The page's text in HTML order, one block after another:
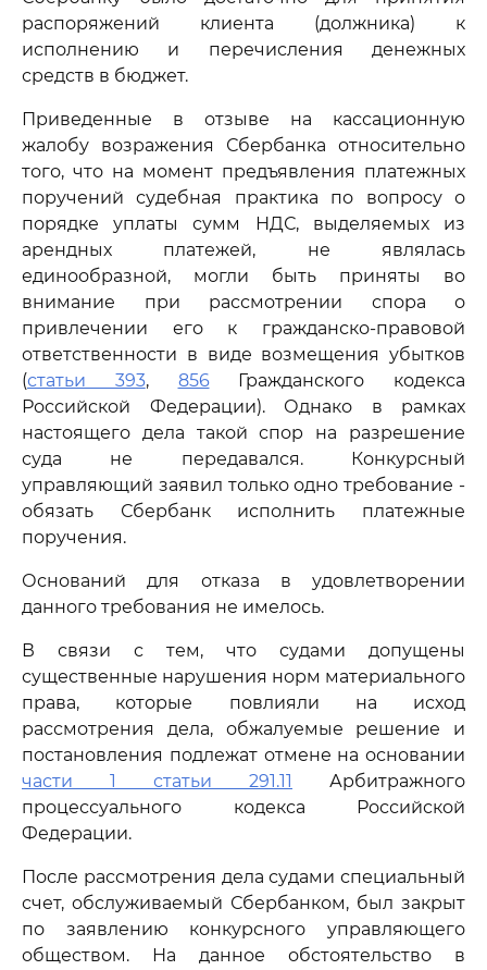
распоряжений клиента (должника) к
исполнению и перечисления денежных
средств в бюджет.
Приведенные в отзыве на кассационную
жалобу возражения Сбербанка относительно
того, что на момент предъявления платежных
поручений судебная практика по вопросу о
порядке уплаты сумм НДС, выделяемых из
арендных платежей, не являлась
единообразной, могли быть приняты во
внимание при рассмотрении спора о
привлечении его к гражданско-правовой
ответственности в виде возмещения убытков
(статьи 393, 856Гражданского кодекса
Российской Федерации). Однако в рамках
настоящего дела такой спор на разрешение
суда не передавался. Конкурсный
управляющий заявил только одно требование -
обязать Сбербанк исполнить платежные
поручения.
Оснований для отказа в удовлетворении
данного требования не имелось.
В связи с тем, что судами допущены
существенные нарушения норм материального
права, которые повлияли на исход
рассмотрения дела, обжалуемые решение и
постановления подлежат отмене на основании
части 1 статьи 291.11
Арбитражного
процессуального кодекса Российской
Федерации.
После рассмотрения дела судами специальный
счет, обслуживаемый Сбербанком, был закрыт
по заявлению конкурсного управляющего
обществом. На данное обстоятельство в